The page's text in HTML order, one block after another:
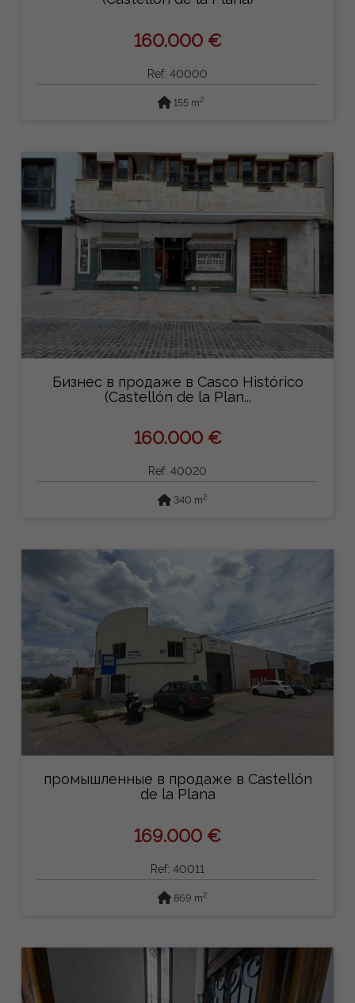
160.000 €
Ref: 40000
155 m2
Бизнес в продаже в Casco Histórico
(Castellón de la Plan...
160.000 €
Ref: 40020
340 m2
промышленные в продаже в Castellón
de la Plana
169.000 €
Ref: 40011
869 m2